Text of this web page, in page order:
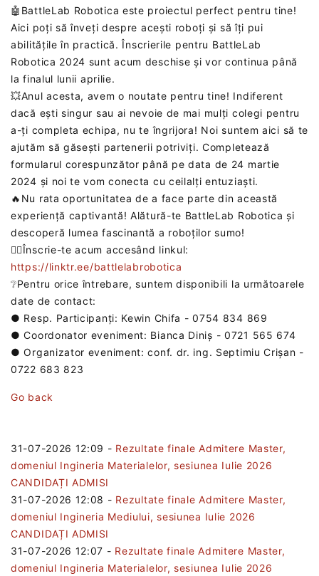
🤖BattleLab Robotica este proiectul perfect pentru tine!
Aici poți să înveți despre acești roboți și să îți pui
abilitățile în practică. Înscrierile pentru BattleLab
Robotica 2024 sunt acum deschise și vor continua până
la finalul lunii aprilie.
💥Anul acesta, avem o noutate pentru tine! Indiferent
dacă ești singur sau ai nevoie de mai mulți colegi pentru
a-ți completa echipa, nu te îngrijora! Noi suntem aici să te
ajutăm să găsești partenerii potriviți. Completează
formularul corespunzător până pe data de 24 martie
2024 și noi te vom conecta cu ceilalți entuziaști.
🔥Nu rata oportunitatea de a face parte din această
experiență captivantă! Alătură-te BattleLab Robotica și
descoperă lumea fascinantă a roboților sumo!
👉🏼Înscrie-te acum accesând linkul:
https://linktr.ee/battlelabrobotica
❔Pentru orice întrebare, suntem disponibili la următoarele
date de contact:
● Resp. Participanți: Kewin Chifa - 0754 834 869
● Coordonator eveniment: Bianca Diniș - 0721 565 674
● Organizator eveniment: conf. dr. ing. Septimiu Crișan -
0722 683 823
Go back
31-07-2026 12:09 - Rezultate finale Admitere Master,
domeniul Ingineria Materialelor, sesiunea Iulie 2026
CANDIDAȚI ADMISI
31-07-2026 12:08 - Rezultate finale Admitere Master,
domeniul Ingineria Mediului, sesiunea Iulie 2026
CANDIDAȚI ADMISI
31-07-2026 12:07 - Rezultate finale Admitere Master,
domeniul Ingineria Materialelor, sesiunea Iulie 2026